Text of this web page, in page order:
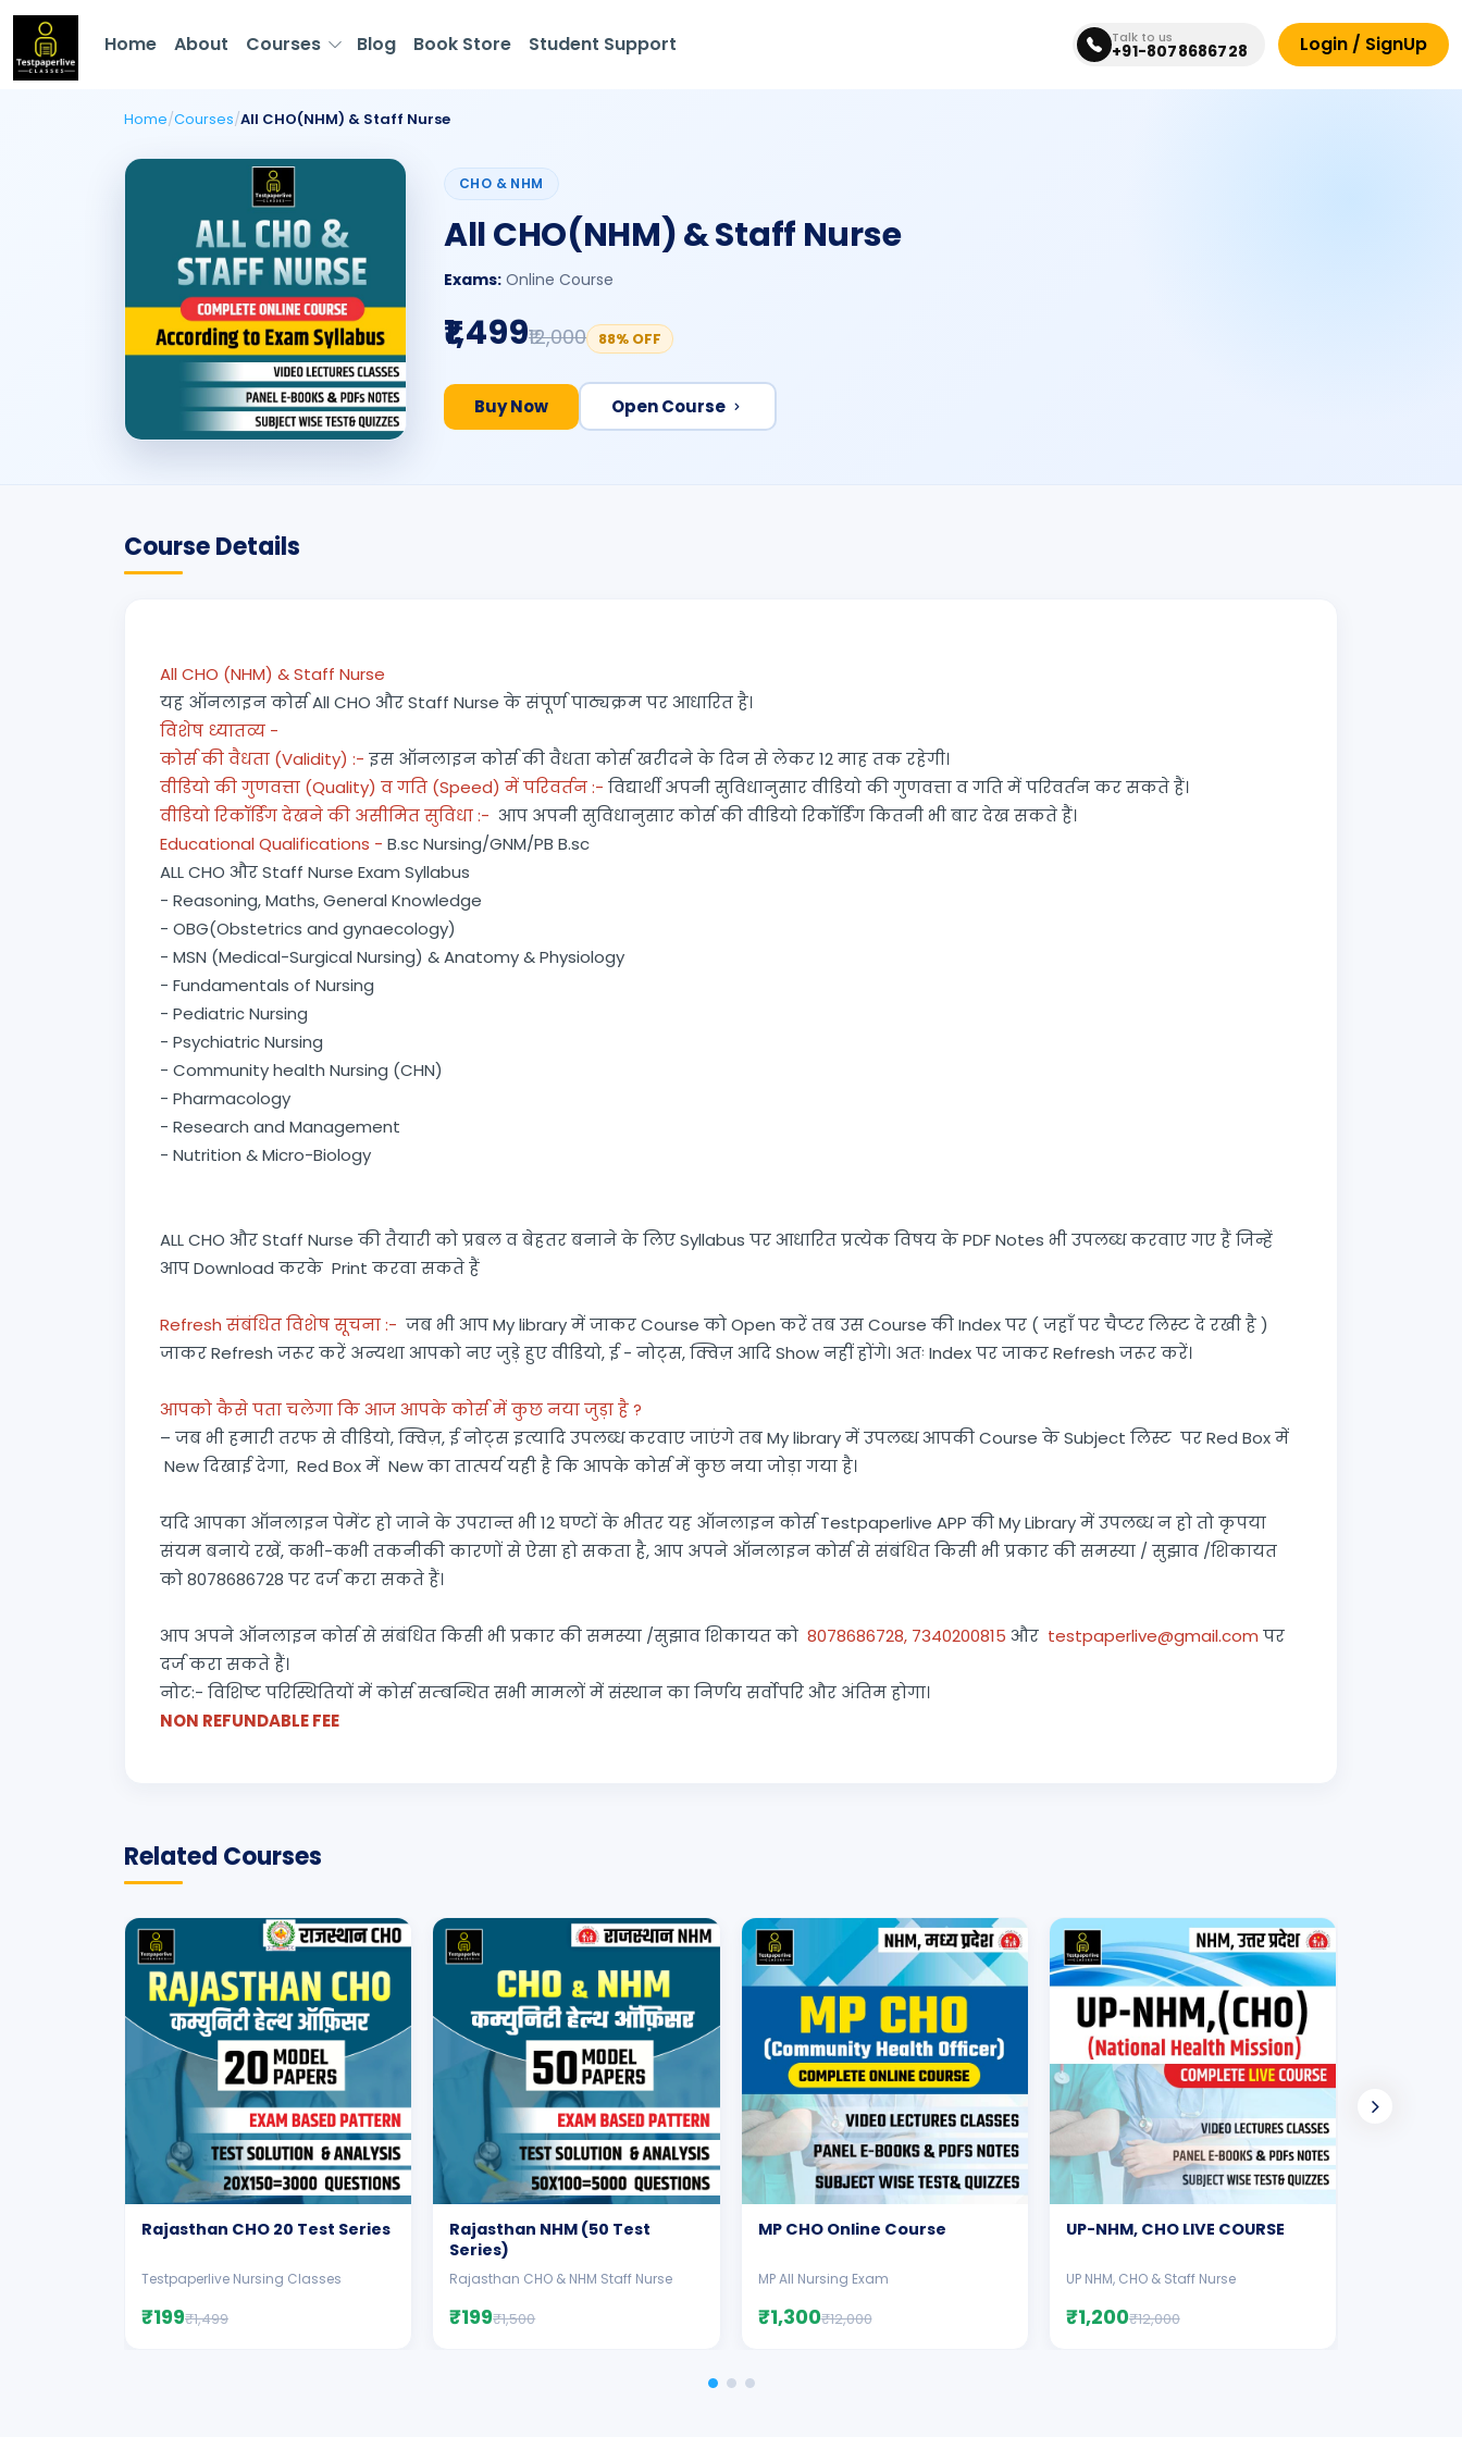
Home About Courses Blog Book Store Student Support Talk to us
+91-8078686728 Login / SignUp
Home/Courses/All CHO(NHM) & Staff Nurse
CHO & NHM
All CHO(NHM) & Staff Nurse
Exams: Online Course
₹1,499₹12,000 88% OFF
Buy Now Open Course
Course Details
All CHO (NHM) & Staff Nurse
यह ऑनलाइन कोर्स All CHO और Staff Nurse के संपूर्ण पाठ्यक्रम पर आधारित है।
विशेष ध्यातव्य -
कोर्स की वैधता (Validity) :- इस ऑनलाइन कोर्स की वैधता कोर्स खरीदने के दिन से लेकर 12 माह तक रहेगी।
वीडियो की गुणवत्ता (Quality) व गति (Speed) में परिवर्तन :- विद्यार्थी अपनी सुविधानुसार वीडियो की गुणवत्ता व गति में परिवर्तन कर सकते हैं।
वीडियो रिकॉर्डिंग देखने की असीमित सुविधा :- आप अपनी सुविधानुसार कोर्स की वीडियो रिकॉर्डिंग कितनी भी बार देख सकते हैं।
Educational Qualifications - B.sc Nursing/GNM/PB B.sc
ALL CHO और Staff Nurse Exam Syllabus
- Reasoning, Maths, General Knowledge
- OBG(Obstetrics and gynaecology)
- MSN (Medical-Surgical Nursing) & Anatomy & Physiology
- Fundamentals of Nursing
- Pediatric Nursing
- Psychiatric Nursing
- Community health Nursing (CHN)
- Pharmacology
- Research and Management
- Nutrition & Micro-Biology
ALL CHO और Staff Nurse की तैयारी को प्रबल व बेहतर बनाने के लिए Syllabus पर आधारित प्रत्येक विषय के PDF Notes भी उपलब्ध करवाए गए हैं जिन्हें
आप Download करके Print करवा सकते हैं
Refresh संबंधित विशेष सूचना :- जब भी आप My library में जाकर Course को Open करें तब उस Course की Index पर ( जहाँ पर चैप्टर लिस्ट दे रखी है )
जाकर Refresh जरूर करें अन्यथा आपको नए जुड़े हुए वीडियो, ई - नोट्स, क्विज़ आदि Show नहीं होंगे। अतः Index पर जाकर Refresh जरूर करें।
आपको कैसे पता चलेगा कि आज आपके कोर्स में कुछ नया जुड़ा है ?
– जब भी हमारी तरफ से वीडियो, क्विज़, ई नोट्स इत्यादि उपलब्ध करवाए जाएंगे तब My library में उपलब्ध आपकी Course के Subject लिस्ट पर Red Box में
New दिखाई देगा, Red Box में New का तात्पर्य यही है कि आपके कोर्स में कुछ नया जोड़ा गया है।
यदि आपका ऑनलाइन पेमेंट हो जाने के उपरान्त भी 12 घण्टों के भीतर यह ऑनलाइन कोर्स Testpaperlive APP की My Library में उपलब्ध न हो तो कृपया
संयम बनाये रखें, कभी-कभी तकनीकी कारणों से ऐसा हो सकता है, आप अपने ऑनलाइन कोर्स से संबंधित किसी भी प्रकार की समस्या / सुझाव /शिकायत
को 8078686728 पर दर्ज करा सकते हैं।
आप अपने ऑनलाइन कोर्स से संबंधित किसी भी प्रकार की समस्या /सुझाव शिकायत को 8078686728, 7340200815 और testpaperlive@gmail.com पर
दर्ज करा सकते हैं।
नोट:- विशिष्ट परिस्थितियों में कोर्स सम्बन्धित सभी मामलों में संस्थान का निर्णय सर्वोपरि और अंतिम होगा।
NON REFUNDABLE FEE
Related Courses
Rajasthan CHO 20 Test Series
Testpaperlive Nursing Classes
₹199₹1,499
Rajasthan NHM (50 Test
Series)
Rajasthan CHO & NHM Staff Nurse
₹199₹1,500
MP CHO Online Course
MP All Nursing Exam
₹1,300₹12,000
UP-NHM, CHO LIVE COURSE
UP NHM, CHO & Staff Nurse
₹1,200₹12,000